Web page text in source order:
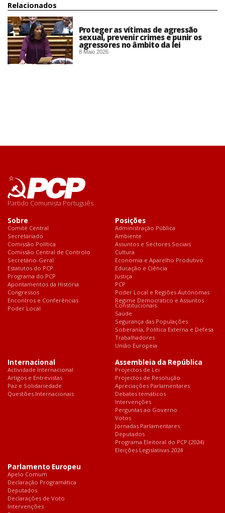
Relacionados
Proteger as vítimas de agressão
sexual, prevenir crimes e punir os
agressores no âmbito da lei
8 Maio 2026
Partido Comunista Português
Sobre
Comité Central
Secretariado
Comissão Política
Comissão Central de Controlo
Secretário-Geral
Estatutos do PCP
Programa do PCP
Apontamentos da História
Congressos
Encontros e Conferências
Poder Local
Posições
Administração Pública
Ambiente
Assuntos e Sectores Sociais
Cultura
Economia e Aparelho Produtivo
Educação e Ciência
Justiça
PCP
Poder Local e Regiões Autónomas
Regime Democrático e Assuntos
Constitucionais
Saúde
Segurança das Populações
Soberania, Política Externa e Defesa
Trabalhadores
União Europeia
Internacional
Actividade Internacional
Artigos e Entrevistas
Paz e Solidariedade
Questões Internacionais
Assembleia da República
Projectos de Lei
Projectos de Resolução
Apreciações Parlamentares
Debates temáticos
Intervenções
Perguntas ao Governo
Votos
Jornadas Parlamentares
Deputados
Programa Eleitoral do PCP (2024)
Eleições Legislativas 2024
Parlamento Europeu
Apelo Comum
Declaração Programática
Deputados
Declarações de Voto
Intervenções